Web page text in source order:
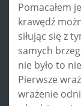
Pomacałem
krawędź
siłując się z
samych
nie było to
Pierwsze
wrażenie